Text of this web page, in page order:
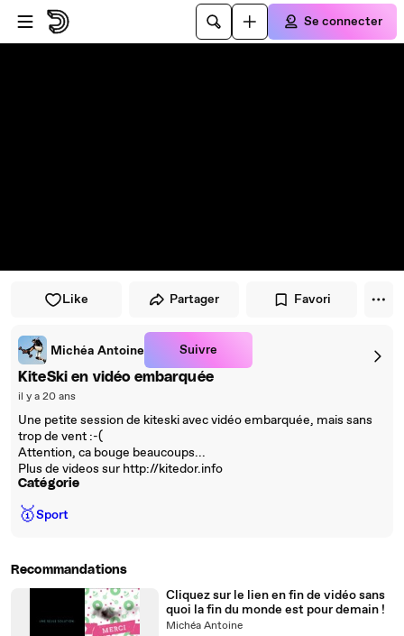
Passer au player
Passer au contenu principal
Se connecter
Like Partager Favori
Michéa Antoine Suivre
KiteSki en vidéo embarquée
il y a 20 ans
Une petite session de kiteski avec vidéo embarquée, mais sans
trop de vent :-(
Attention, ca bouge beaucoups...
Plus de videos sur http://kitedor.info
Catégorie
🥇Sport
Recommandations
Cliquez sur le lien en fin de vidéo sans
quoi la fin du monde est pour demain !
Michéa Antoine